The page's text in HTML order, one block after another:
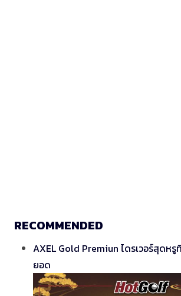
RECOMMENDED
AXEL Gold Premiun ไดรเวอร์สุดหรู
ยอด